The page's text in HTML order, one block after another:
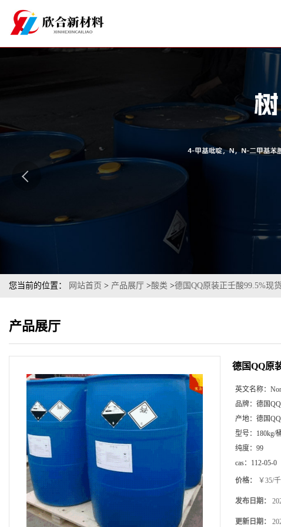
您当前的位置： 网站首页 > 产品展厅 >酸类 >德国QQ原装正壬酸99.5%现
产品展厅
德国QQ原
英文名称：
品牌： 德国QQ
产地： 德国QQ
型号： 180kg/
纯度： 99
cas： 112-05-0
价格： ￥35/
发布日期：
更新日期：